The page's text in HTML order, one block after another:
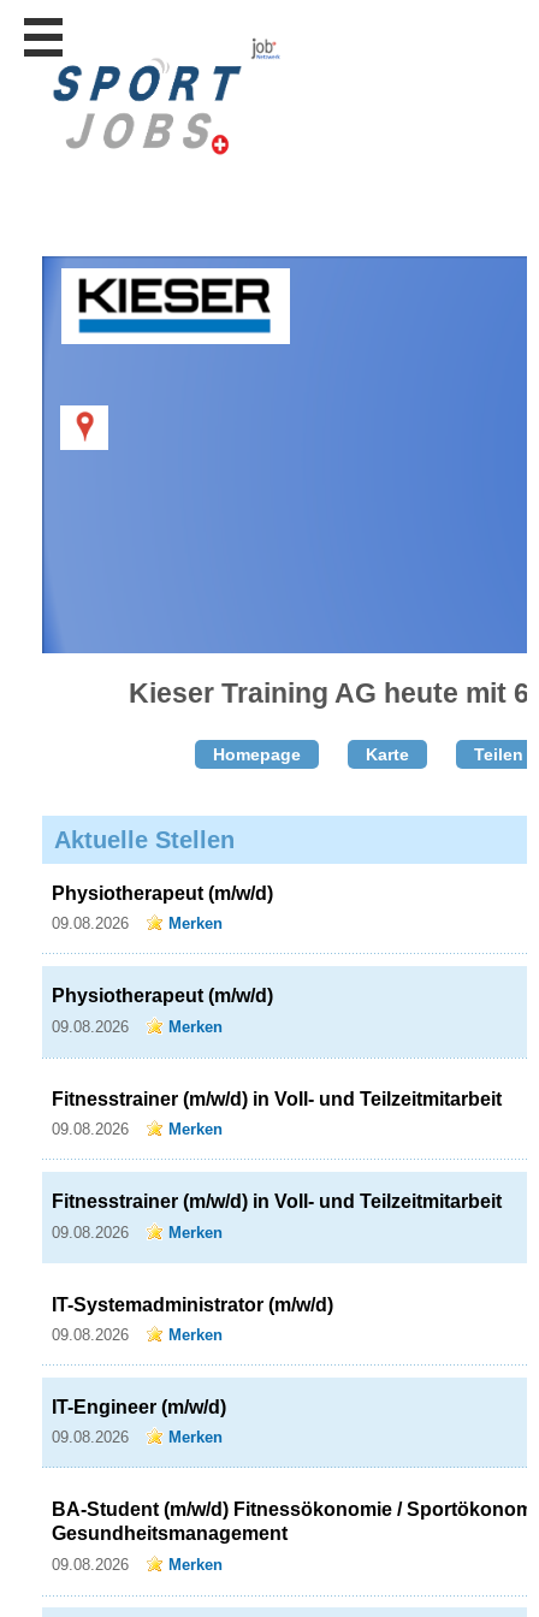
Stellen
finden
inserieren
WERBUNG
publizieren
Lehrstellen
Kieser Training AG heute mit
Homepage Karte Teilen T
Aktuelle Stellen
Physiotherapeut (m/w/d)
09.08.2026 Merken
Physiotherapeut (m/w/d)
09.08.2026 Merken
Fitnesstrainer (m/w/d) in Voll- und Teilzeitmitarbeit
09.08.2026 Merken
Fitnesstrainer (m/w/d) in Voll- und Teilzeitmitarbeit
09.08.2026 Merken
IT-Systemadministrator (m/w/d)
09.08.2026 Merken
IT-Engineer (m/w/d)
09.08.2026 Merken
BA-Student (m/w/d) Fitnessökonomie /
Gesundheitsmanagement
09.08.2026 Merken